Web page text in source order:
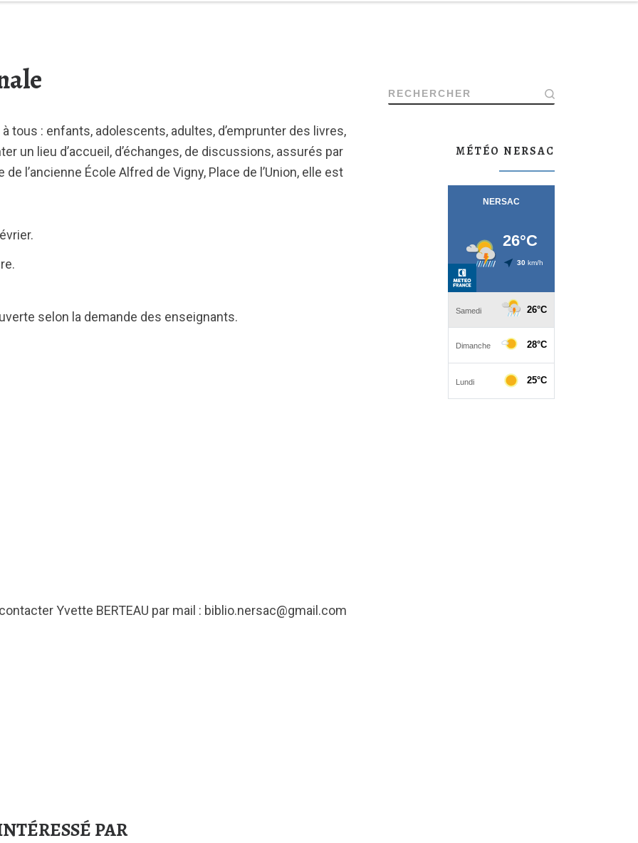
tous : enfants, adolescents, adultes, d’emprunter des livres,
un lieu d’accueil, d’échanges, de discussions, assurés par
l’ancienne École Alfred de Vigny, Place de l’Union, elle est
selon la demande des enseignants.
Yvette BERTEAU par mail : biblio.nersac@gmail.com
PAR
RECHERCHER
MÉTÉO NERSAC